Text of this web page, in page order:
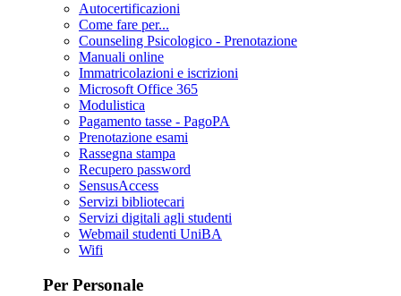
Autocertificazioni
Come fare per...
Counseling Psicologico - Prenotazione
Manuali online
Immatricolazioni e iscrizioni
Microsoft Office 365
Modulistica
Pagamento tasse - PagoPA
Prenotazione esami
Rassegna stampa
Recupero password
SensusAccess
Servizi bibliotecari
Servizi digitali agli studenti
Webmail studenti UniBA
Wifi
Per Personale